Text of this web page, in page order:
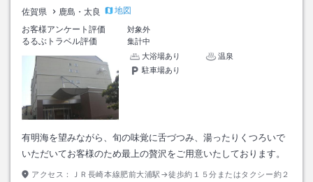
佐賀県 鹿島・太良
地図
お客様アンケート評価
対象外
るるぶトラベル評価
集計中
大浴場あり
温泉
駐車場あり
有明海を望みながら、旬の味覚に舌づつみ、湯ったりくつろいで
いただいてお客様のため最上の贅沢をご用意いたしております。
アクセス：
ＪＲ長崎本線肥前大浦駅→徒歩約１５分またはタクシー約２